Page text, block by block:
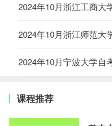
2024年10月浙江工商大
2024年10月浙江师范大
2024年10月宁波大学自
课程推荐